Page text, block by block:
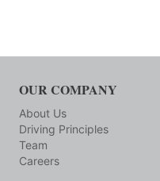
OUR COMPANY
About Us
Driving Principles
Team
Careers